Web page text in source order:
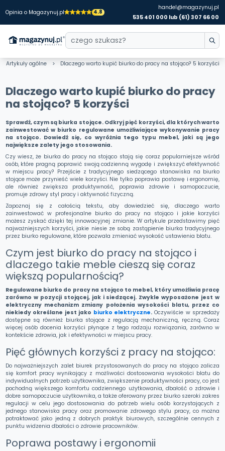
Opinia o Magazynuj.pl 4.8
handel@magazynuj.pl
535 401 000 lub (61) 307 66 00
Artykuły ogólne Dlaczego warto kupić biurko do pracy na stojąco? 5 korzyści
Dlaczego warto kupić biurko do pracy
na stojąco? 5 korzyści
Sprawdź, czym są biurka stojące. Odkryj pięć korzyści, dla których warto
zainwestować w biurko regulowane umożliwiające wykonywanie pracy
na stojąco. Dowiedź się, co wyróżnia tego typu mebel, jaki są jego
największe zalety jego stosowania.
Czy wiesz, że biurka do pracy na stojąco stają się coraz popularniejsze wśród
osób, które pragną poprawić swoją codzienną wygodę i zwiększyć efektywność
w miejscu pracy? Przejście z tradycyjnego siedzącego stanowiska na biurko
stojące może przynieść wiele korzyści. Nie tylko poprawia postawę i ergonomię,
ale również zwiększa produktywność, poprawia zdrowie i samopoczucie,
promuje zdrowy styl pracy i aktywność fizyczną.
Zapoznaj się z całością tekstu, aby dowiedzieć się, dlaczego warto
zainwestować w profesjonalne biurko do pracy na stojąco i jakie korzyści
możesz zyskać dzięki tej innowacyjnej zmianie. W artykule przedstawimy pięć
najważniejszych korzyści, jakie niesie ze sobą zastąpienie biurka tradycyjnego
przez biurko regulowane, które pozwala zmieniać wysokość ustawienia blatu.
Czym jest biurko do pracy na stojąco i
dlaczego takie meble cieszą się coraz
większą popularnością?
Regulowane biurko do pracy na stojąco to mebel, który umożliwia pracę
zarówno w pozycji stojącej, jak i siedzącej. Zwykle wyposażone jest w
elektryczny mechanizm zmiany położenia wysokości blatu, przez co
niekiedy określane jest jako biurko elektryczne. Oczywiście w sprzedaży
dostępne są również biurka stojące z regulacją mechaniczną, ręczną. Coraz
więcej osób docenia korzyści płynące z tego rodzaju rozwiązania, zarówno w
kontekście zdrowia, jak i efektywności w miejscu pracy.
Pięć głównych korzyści z pracy na stojąco:
Do najważniejszych zalet biurek przystosowanych do pracy na stojąco zalicza
się komfort pracy wynikający z możliwości dostosowania wysokości blatu do
indywidualnych potrzeb użytkownika, zwiększenie produktywności pracy, co jest
pochodną większego komfortu codziennego użytkowania, dbałość o zdrowie i
dobre samopoczucie użytkownika, a także oferowany przez biurko szeroki zakres
regulacji w celu jego dostosowania do potrzeb wielu osób korzystających z
jednego stanowiska pracy oraz promowanie zdrowego stylu pracy, co można
potraktować jako jedną z dobrych praktyk biurowych, szczególnie cennych z
punktu widzenia dbałości o zdrowie pracowników.
Poprawa postawy i ergonomii